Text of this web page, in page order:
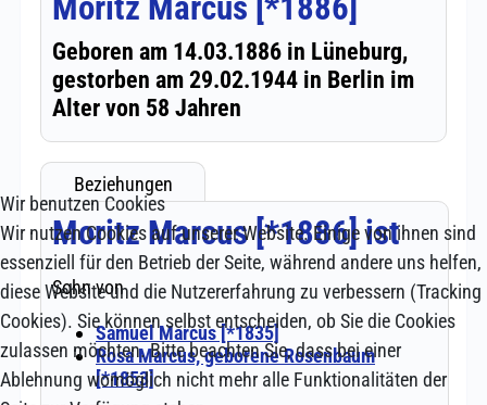
Wir benutzen Cookies
Wir nutzen Cookies auf unserer Website. Einige von ihnen sind
essenziell für den Betrieb der Seite, während andere uns helfen,
diese Website und die Nutzererfahrung zu verbessern (Tracking
Cookies). Sie können selbst entscheiden, ob Sie die Cookies
zulassen möchten. Bitte beachten Sie, dass bei einer
Ablehnung womöglich nicht mehr alle Funktionalitäten der